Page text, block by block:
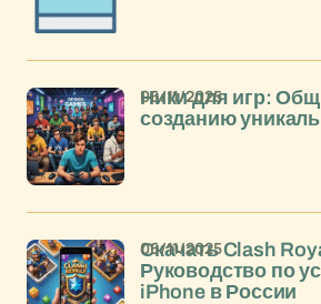
Ники для игр:
созданию
06/11/2025
Скачать Clash
Руководство по
iPhone в России
06/11/2025